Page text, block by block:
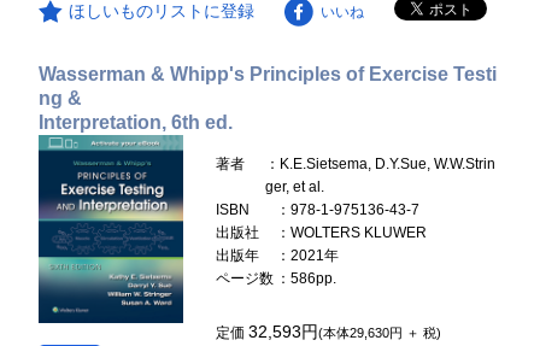
ほしいものリストに登録 いいね
Wasserman & Whipp's Principles of Exercise Testi
ng &
Interpretation, 6th ed.
著者
：K.E.Sietsema, D.Y.Sue, W.W.Strin
ger, et al.
ISBN
：978-1-975136-43-7
出版社
：WOLTERS KLUWER
出版年
：2021年
ページ数 ：586pp.
定価32,593円(本体29,630円 ＋ 税)